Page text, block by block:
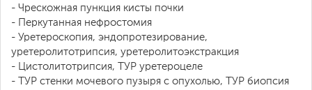
- Чрескожная пункция кисты почки
- Перкутанная нефростомия
- Уретероскопия, эндопротезирование,
уретеролитотрипсия, уретеролитоэкстракция
- Цистолитотрипсия, ТУР уретероцеле
- ТУР стенки мочевого пузыря с опухолью, ТУР биопсия